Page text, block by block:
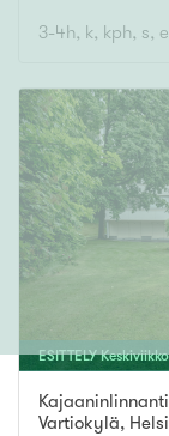
3-4h, k, kph, s,
ESITTELY
Vartiokylä,